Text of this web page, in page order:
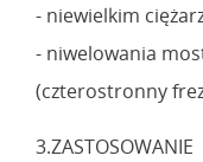
- niewielkim
- niwelowania
(czterostronny
3.ZASTOSOWANIE